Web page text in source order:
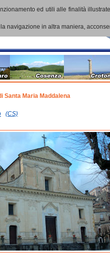
ed utili alle finalità
navigazione in altra maniera,
Santa Maria Maddalena
(CS)